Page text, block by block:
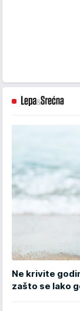
Ne krivite
zašto se lako